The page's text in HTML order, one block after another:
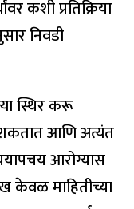
कशी प्रतिक्रिया
निवडी
स्थिर करू
आणि अत्यंत
आरोग्यास
केवळ माहितीच्या